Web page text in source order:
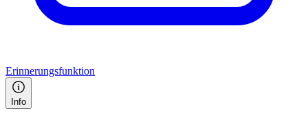
Erinnerungsfunktion
Info